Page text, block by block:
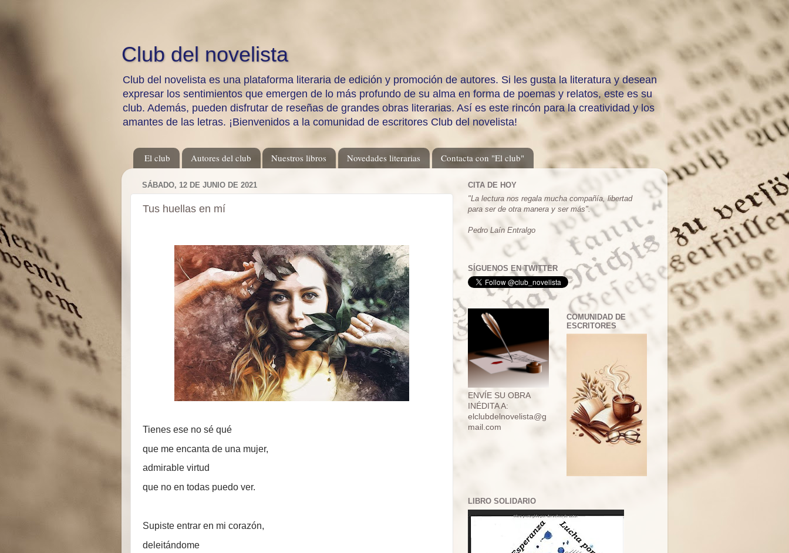
Club del novelista
Club del novelista es una plataforma literaria de edición y promoción de autores. Si les gusta la literatura y desean
expresar los sentimientos que emergen de lo más profundo de su alma en forma de poemas y relatos, este es su
club. Además, pueden disfrutar de reseñas de grandes obras literarias. Así es este rincón para la creatividad y los
amantes de las letras. ¡Bienvenidos a la comunidad de escritores Club del novelista!
El club Autores del club Nuestros libros Novedades literarias Contacta con "El club"
SÁBADO, 12 DE JUNIO DE 2021
Tus huellas en mí
Tienes ese no sé qué
que me encanta de una mujer,
admirable virtud
que no en todas puedo ver.
Supiste entrar en mi corazón,
deleitándome
CITA DE HOY
"La lectura nos regala mucha compañía, libertad
para ser de otra manera y ser más".
Pedro Laín Entralgo
SÍGUENOS EN TWITTER
ENVÍE SU OBRA
INÉDITA A:
elclubdelnovelista@g
mail.com
COMUNIDAD DE
ESCRITORES
LIBRO SOLIDARIO